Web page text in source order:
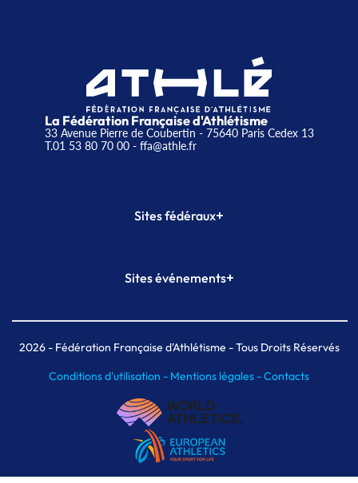
La Fédération Française d'Athlétisme
33 Avenue Pierre de Coubertin - 75640 Paris Cedex 13
T.01 53 80 70 00- ffa@athle.fr
Sites fédéraux+
Plateforme Formation
Sites événements+
Meeting de Paris indoor
MAIF Ekiden de Paris
2026- Fédération Française d'Athlétisme - Tous Droits Réservés
Conditions d'utilisation - Mentions légales -Contacts